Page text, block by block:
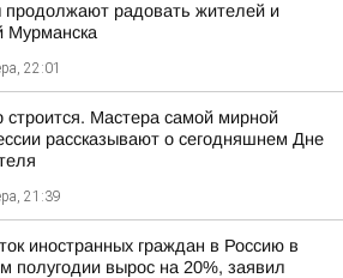
продолжают радовать жителей и
Мурманска
22:01
строится. Мастера самой мирной
рассказывают о сегодняшнем Дне
21:39
иностранных граждан в Россию в
полугодии вырос на 20%, заявил